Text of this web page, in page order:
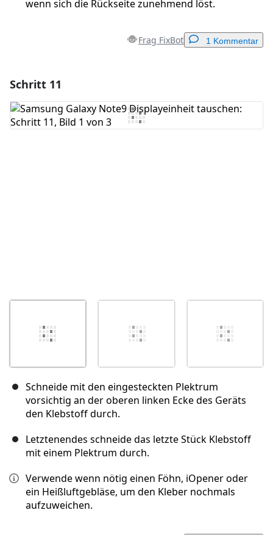
wenn sich die Rückseite zunehmend löst.
Frag FixBot 1 Kommentar
Kommentar hinzufügen
Schritt 11
Schneide mit den eingesteckten Plektrum
vorsichtig an der oberen linken Ecke des Geräts
den Klebstoff durch.
Letztenendes schneide das letzte Stück Klebstoff
mit einem Plektrum durch.
Verwende wenn nötig einen Föhn, iOpener oder
ein Heißluftgebläse, um den Kleber nochmals
aufzuweichen.